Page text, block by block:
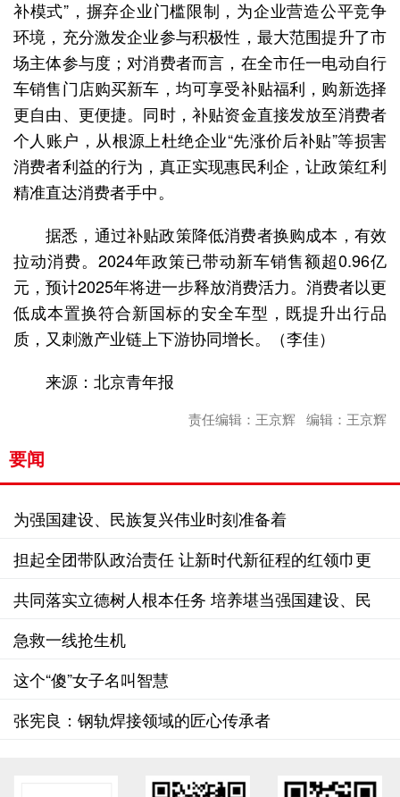
补模式”，摒弃企业门槛限制，为企业营造公平竞争
环境，充分激发企业参与积极性，最大范围提升了市
场主体参与度；对消费者而言，在全市任一电动自行
车销售门店购买新车，均可享受补贴福利，购新选择
更自由、更便捷。同时，补贴资金直接发放至消费者
个人账户，从根源上杜绝企业“先涨价后补贴”等损害
消费者利益的行为，真正实现惠民利企，让政策红利
精准直达消费者手中。
据悉，通过补贴政策降低消费者换购成本，有效
拉动消费。2024年政策已带动新车销售额超0.96亿
元，预计2025年将进一步释放消费活力。消费者以更
低成本置换符合新国标的安全车型，既提升出行品
质，又刺激产业链上下游协同增长。（李佳）
来源：北京青年报
责任编辑：王京辉 编辑：王京辉
要闻
为强国建设、民族复兴伟业时刻准备着
担起全团带队政治责任 让新时代新征程的红领巾更
加鲜艳
共同落实立德树人根本任务 培养堪当强国建设、民
族复兴大任的栋梁之材
急救一线抢生机
这个“傻”女子名叫智慧
张宪良：钢轨焊接领域的匠心传承者